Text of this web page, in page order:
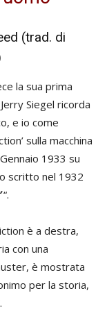
(trad. di
la sua prima
Siegel ricorda
e io come
sulla macchina
1933 su
scritto nel 1932
“.
è a destra,
con una
è mostrata
per la storia,